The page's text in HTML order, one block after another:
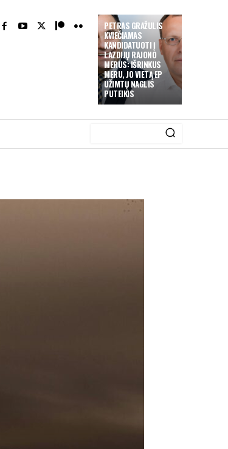
PETRAS GRAŽULIS
KVIEČIAMAS
KANDIDATUOTI Į
LAZDIJŲ RAJONO
MERUS: IŠRINKUS
MERU, JO VIETĄ EP
UŽIMTŲ NAGLIS
PUTEIKIS